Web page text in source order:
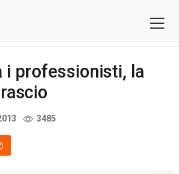
i professionisti, la
3485